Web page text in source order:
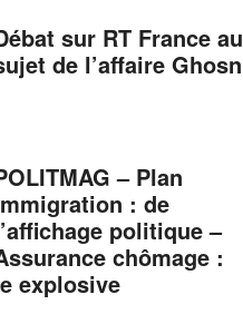
sur RT France au
de l’affaire Ghosn
– Plan
: de
politique –
chômage :
explosive